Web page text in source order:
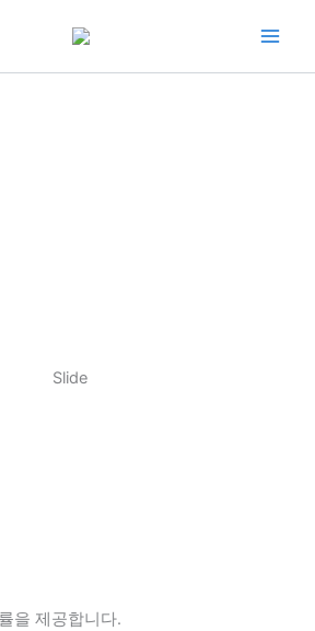
Slide
을 제공합니다.